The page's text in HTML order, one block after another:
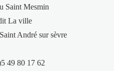
Saint Mesmin
La ville
André sur sèvre
49 80 17 62